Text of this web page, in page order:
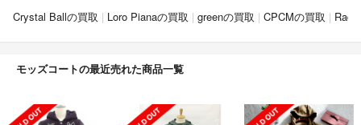
Crystal Ballの買取 Loro Pianaの買取 greenの買取 CPCMの買取
モッズコートの最近売れた商品一覧